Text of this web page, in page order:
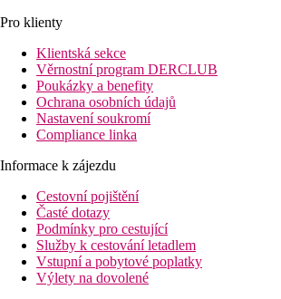
Pro klienty
Klientská sekce
Věrnostní program DERCLUB
Poukázky a benefity
Ochrana osobních údajů
Nastavení soukromí
Compliance linka
Informace k zájezdu
Cestovní pojištění
Časté dotazy
Podmínky pro cestující
Služby k cestování letadlem
Vstupní a pobytové poplatky
Výlety na dovolené